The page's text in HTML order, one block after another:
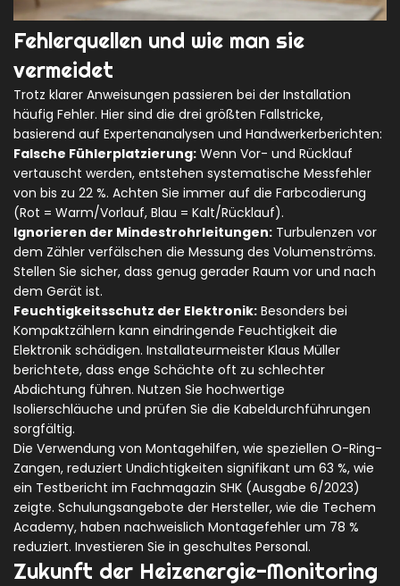
Fehlerquellen und wie man sie
vermeidet
Trotz klarer Anweisungen passieren bei der Installation
häufig Fehler. Hier sind die drei größten Fallstricke,
basierend auf Expertenanalysen und Handwerkerberichten:
Falsche Fühlerplatzierung: Wenn Vor- und Rücklauf
vertauscht werden, entstehen systematische Messfehler
von bis zu 22 %. Achten Sie immer auf die Farbcodierung
(Rot = Warm/Vorlauf, Blau = Kalt/Rücklauf).
Ignorieren der Mindestrohrleitungen: Turbulenzen vor
dem Zähler verfälschen die Messung des Volumenströms.
Stellen Sie sicher, dass genug gerader Raum vor und nach
dem Gerät ist.
Feuchtigkeitsschutz der Elektronik: Besonders bei
Kompaktzählern kann eindringende Feuchtigkeit die
Elektronik schädigen. Installateurmeister Klaus Müller
berichtete, dass enge Schächte oft zu schlechter
Abdichtung führen. Nutzen Sie hochwertige
Isolierschläuche und prüfen Sie die Kabeldurchführungen
sorgfältig.
Die Verwendung von Montagehilfen, wie speziellen O-Ring-
Zangen, reduziert Undichtigkeiten signifikant um 63 %, wie
ein Testbericht im Fachmagazin SHK (Ausgabe 6/2023)
zeigte. Schulungsangebote der Hersteller, wie die Techem
Academy, haben nachweislich Montagefehler um 78 %
reduziert. Investieren Sie in geschultes Personal.
Zukunft der Heizenergie-Monitoring